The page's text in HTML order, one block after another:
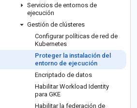
Servicios de entornos de
ejecución
Gestión de clústeres
Configurar políticas de red de
Kubernetes
Proteger la instalación del
entorno de ejecución
Encriptado de datos
Habilitar Workload Identity
para GKE
Habilitar la federación de